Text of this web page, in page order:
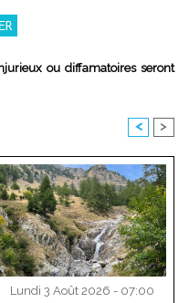
ou diffamatoires seront
< >
Lundi 3 Août 2026 - 07:00